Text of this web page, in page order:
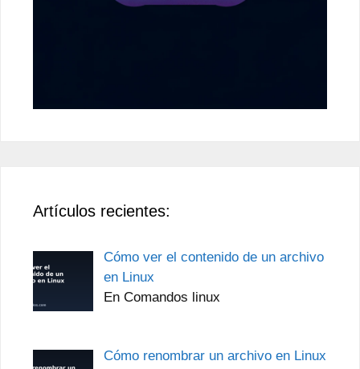
Artículos recientes:
Cómo ver el contenido de un archivo
en Linux
En Comandos linux
Cómo renombrar un archivo en Linux